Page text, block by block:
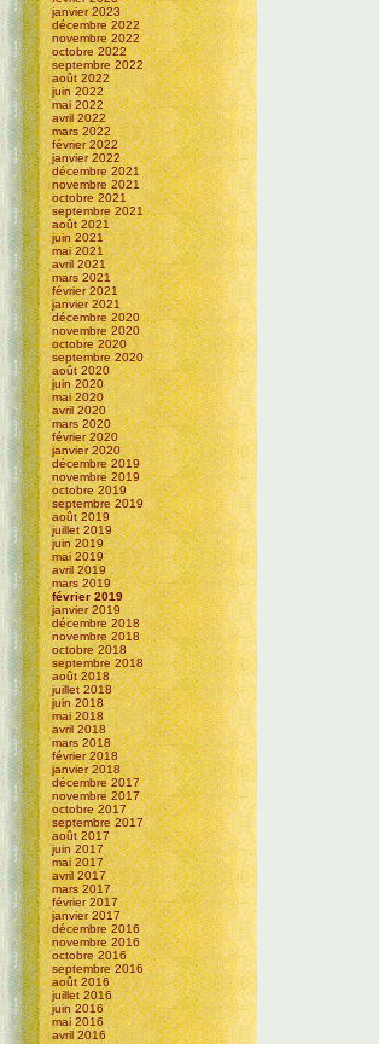
janvier 2023
décembre 2022
novembre 2022
octobre 2022
septembre 2022
août 2022
juin 2022
mai 2022
avril 2022
mars 2022
février 2022
janvier 2022
décembre 2021
novembre 2021
octobre 2021
septembre 2021
août 2021
juin 2021
mai 2021
avril 2021
mars 2021
février 2021
janvier 2021
décembre 2020
novembre 2020
octobre 2020
septembre 2020
août 2020
juin 2020
mai 2020
avril 2020
mars 2020
février 2020
janvier 2020
décembre 2019
novembre 2019
octobre 2019
septembre 2019
août 2019
juillet 2019
juin 2019
mai 2019
avril 2019
mars 2019
février 2019
janvier 2019
décembre 2018
novembre 2018
octobre 2018
septembre 2018
août 2018
juillet 2018
juin 2018
mai 2018
avril 2018
mars 2018
février 2018
janvier 2018
décembre 2017
novembre 2017
octobre 2017
septembre 2017
août 2017
juin 2017
mai 2017
avril 2017
mars 2017
février 2017
janvier 2017
décembre 2016
novembre 2016
octobre 2016
septembre 2016
août 2016
juillet 2016
juin 2016
mai 2016
avril 2016